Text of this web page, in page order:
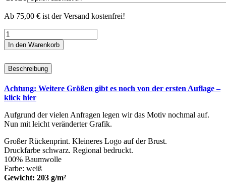
Ab 75,00 € ist der Versand kostenfrei!
Stuttgart
gegen
Rassismus
Menge
In den Warenkorb
Beschreibung
Achtung: Weitere Größen gibt es noch von der ersten Auflage –
klick hier
Aufgrund der vielen Anfragen legen wir das Motiv nochmal auf.
Nun mit leicht veränderter Grafik.
Großer Rückenprint. Kleineres Logo auf der Brust.
Druckfarbe schwarz. Regional bedruckt.
100% Baumwolle
Farbe: weiß
Gewicht: 203 g/m²